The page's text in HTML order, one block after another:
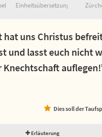
Einheitsübersetzung
hat uns Christus
und lasst euch nicht
Knechtschaft
Dies soll der
Erläuterung